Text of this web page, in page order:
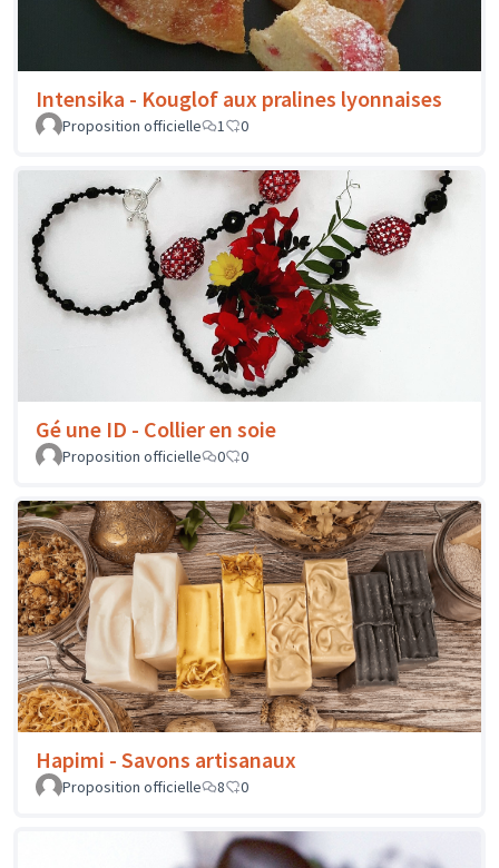
Intensika - Kouglof aux pralines lyonnaises
Proposition officielle 1 0
Gé une ID - Collier en soie
Proposition officielle 0 0
Hapimi - Savons artisanaux
Proposition officielle 8 0